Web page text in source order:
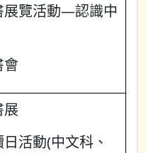
展覽活動—認識中
會
展
活動(中文科、